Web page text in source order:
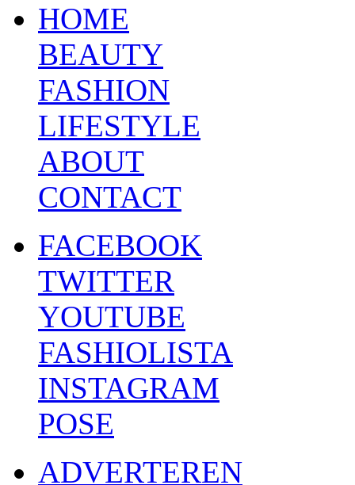
HOME
BEAUTY
FASHION
LIFESTYLE
ABOUT
CONTACT
FACEBOOK
TWITTER
YOUTUBE
FASHIOLISTA
INSTAGRAM
POSE
ADVERTEREN